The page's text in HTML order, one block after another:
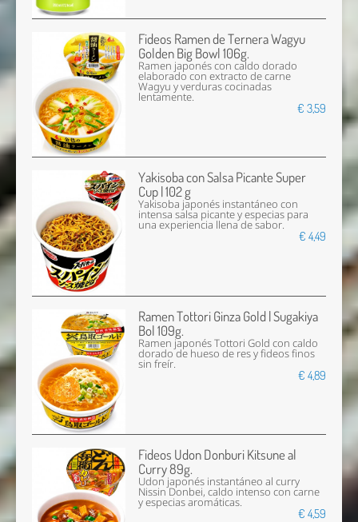
Fideos Ramen de Ternera Wagyu
Golden Big Bowl 106g.
Ramen japonés con caldo dorado
elaborado con extracto de carne
Wagyu y verduras cocinadas
lentamente.
€ 3,59
Yakisoba con Salsa Picante Super
Cup | 102 g
Yakisoba japonés instantáneo con
intensa salsa picante y especias para
una experiencia llena de sabor.
€ 4,49
Ramen Tottori Ginza Gold | Sugakiya
Bol 109g.
Ramen japonés Tottori Gold con caldo
dorado de hueso de res y fideos finos
sin freír.
€ 4,89
Fideos Udon Donburi Kitsune al
Curry 89g.
Udon japonés instantáneo al curry
Nissin Donbei, caldo intenso con carne
y especias aromáticas.
€ 4,59